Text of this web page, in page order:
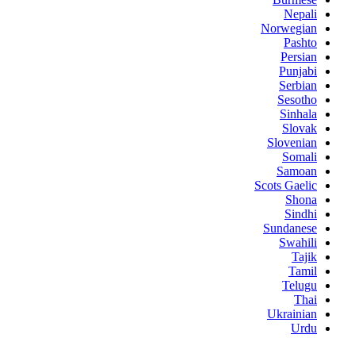
Nepali
Norwegian
Pashto
Persian
Punjabi
Serbian
Sesotho
Sinhala
Slovak
Slovenian
Somali
Samoan
Scots Gaelic
Shona
Sindhi
Sundanese
Swahili
Tajik
Tamil
Telugu
Thai
Ukrainian
Urdu